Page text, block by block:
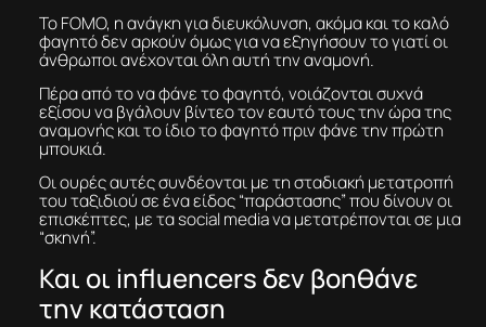
Το FOMO, η ανάγκη για διευκόλυνση, ακόμα και το καλό
φαγητό δεν αρκούν όμως για να εξηγήσουν το γιατί οι
άνθρωποι ανέχονται όλη αυτή την αναμονή.
Πέρα από το να φάνε το φαγητό, νοιάζονται συχνά
εξίσου να βγάλουν βίντεο τον εαυτό τους την ώρα της
αναμονής και το ίδιο το φαγητό πριν φάνε την πρώτη
μπουκιά.
Οι ουρές αυτές συνδέονται με τη σταδιακή μετατροπή
του ταξιδιού σε ένα είδος “παράστασης” που δίνουν οι
επισκέπτες, με τα social media να μετατρέπονται σε μια
“σκηνή”.
Και οι influencers δεν βοηθάνε
την κατάσταση